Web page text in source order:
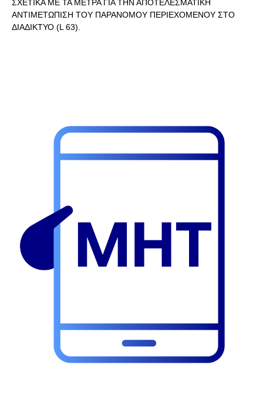
ΣΧΕΤΙΚΑ ΜΕ ΤΑ ΜΕΤΡΑ ΓΙΑ ΤΗΝ ΑΠΟΤΕΛΕΣΜΑΤΙΚΗ
ΑΝΤΙΜΕΤΩΠΙΣΗ ΤΟΥ ΠΑΡΑΝΟΜΟΥ ΠΕΡΙΕΧΟΜΕΝΟΥ ΣΤΟ
ΔΙΑΔΙΚΤΥΟ (L 63).